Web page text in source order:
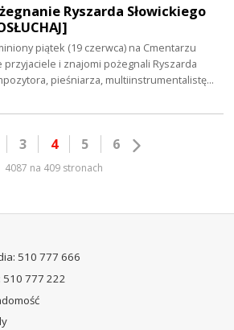
Ryszarda Słowickiego
piątek (19 czerwca) na Cmentarzu
i znajomi pożegnali Ryszarda
pieśniarza, multiinstrumentalistę…
3 4 5 6
4087 na 409 stronach
510 777 666
510 777 222